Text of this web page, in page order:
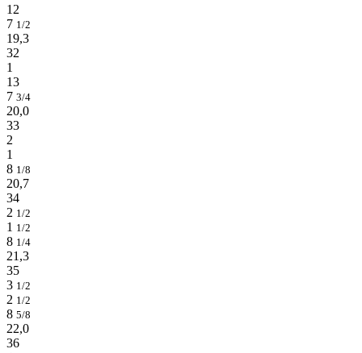
12
7 1/2
19,3
32
1
13
7 3/4
20,0
33
2
1
8 1/8
20,7
34
2 1/2
1 1/2
8 1/4
21,3
35
3 1/2
2 1/2
8 5/8
22,0
36